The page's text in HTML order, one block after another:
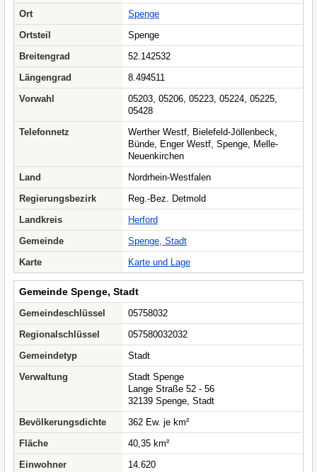
Ort
Spenge
Ortsteil
Spenge
Breitengrad
52.142532
Längengrad
8.494511
Vorwahl
05203, 05206, 05223, 05224, 05225,
05428
Telefonnetz
Werther Westf, Bielefeld-Jöllenbeck,
Bünde, Enger Westf, Spenge, Melle-
Neuenkirchen
Land
Nordrhein-Westfalen
Regierungsbezirk
Reg.-Bez. Detmold
Landkreis
Herford
Gemeinde
Spenge, Stadt
Karte
Karte und Lage
Gemeinde Spenge, Stadt
Gemeindeschlüssel
05758032
Regionalschlüssel
057580032032
Gemeindetyp
Stadt
Verwaltung
Stadt Spenge
Lange Straße 52 - 56
32139 Spenge, Stadt
Bevölkerungsdichte
362 Ew. je km²
Fläche
40,35 km²
Einwohner
14.620